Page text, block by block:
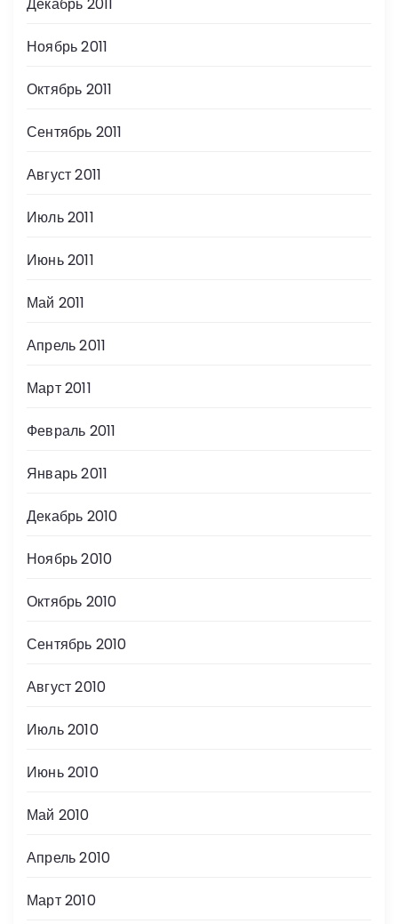
Ноябрь 2011
Октябрь 2011
Сентябрь 2011
Август 2011
Июль 2011
Июнь 2011
Май 2011
Апрель 2011
Март 2011
Февраль 2011
Январь 2011
Декабрь 2010
Ноябрь 2010
Октябрь 2010
Сентябрь 2010
Август 2010
Июль 2010
Июнь 2010
Май 2010
Апрель 2010
Март 2010